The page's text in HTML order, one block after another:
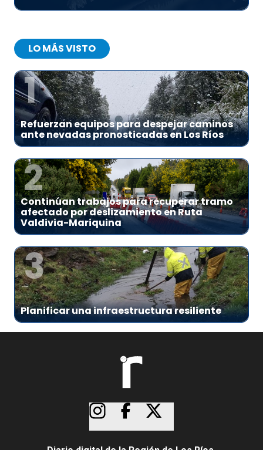
LO MÁS VISTO
1
Refuerzan equipos para despejar caminos
ante nevadas pronosticadas en Los Ríos
2
Continúan trabajos para recuperar tramo
afectado por deslizamiento en Ruta
Valdivia-Mariquina
3
Planificar una infraestructura resiliente